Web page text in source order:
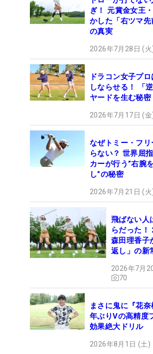
ぎ！ 元賞金女王
かした「右ツマ先
の真実
2026年7月28日 (
ドラコン女子プ
しならせる！ 「
ヤードを生む秘密
2026年7月17日 (
なぜトミー・フ
らない？ 世界屈
カーが行う”右腕
し”の秘密
2026年7月21日 (
飛ばない人
らだった！
森田理香子
返し」の新
2026年7月
70
まさに鬼に『花
年ぶりVの高精度
効果絶大ドリル
2026年8月1日 (土)